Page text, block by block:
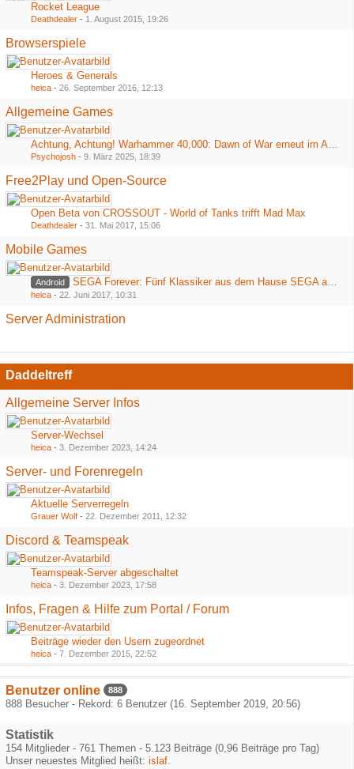
Rocket League
Deathdealer - 1. August 2015, 19:26
Browserspiele
Heroes & Generals
heica - 26. September 2016, 12:13
Allgemeine Games
Achtung, Achtung! Warhammer 40,000: Dawn of War erneut im Angebot bei Steam
Psychojosh - 9. März 2025, 18:39
Free2Play und Open-Source
Open Beta von CROSSOUT - World of Tanks trifft Mad Max
Deathdealer - 31. Mai 2017, 15:06
Mobile Games
Android SEGA Forever: Fünf Klassiker aus dem Hause SEGA ab heute kostenlos im Playstore
heica - 22. Juni 2017, 10:31
Server Administration
Daddeltreff
Allgemeine Server Infos
Server-Wechsel
heica - 3. Dezember 2023, 14:24
Server- und Forenregeln
Aktuelle Serverregeln
Grauer Wolf - 22. Dezember 2011, 12:32
Discord & Teamspeak
Teamspeak-Server abgeschaltet
heica - 3. Dezember 2023, 17:58
Infos, Fragen & Hilfe zum Portal / Forum
Beiträge wieder den Usern zugeordnet
heica - 7. Dezember 2015, 22:52
Benutzer online 888
888 Besucher - Rekord: 6 Benutzer (16. September 2019, 20:56)
Statistik
154 Mitglieder - 761 Themen - 5.123 Beiträge (0,96 Beiträge pro Tag)
Unser neuestes Mitglied heißt: islaf